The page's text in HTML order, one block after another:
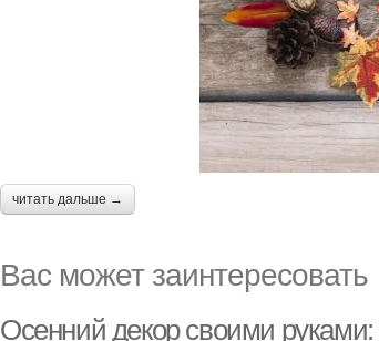
читать дальше →
Вас может заинтересовать
Осенний декор своими